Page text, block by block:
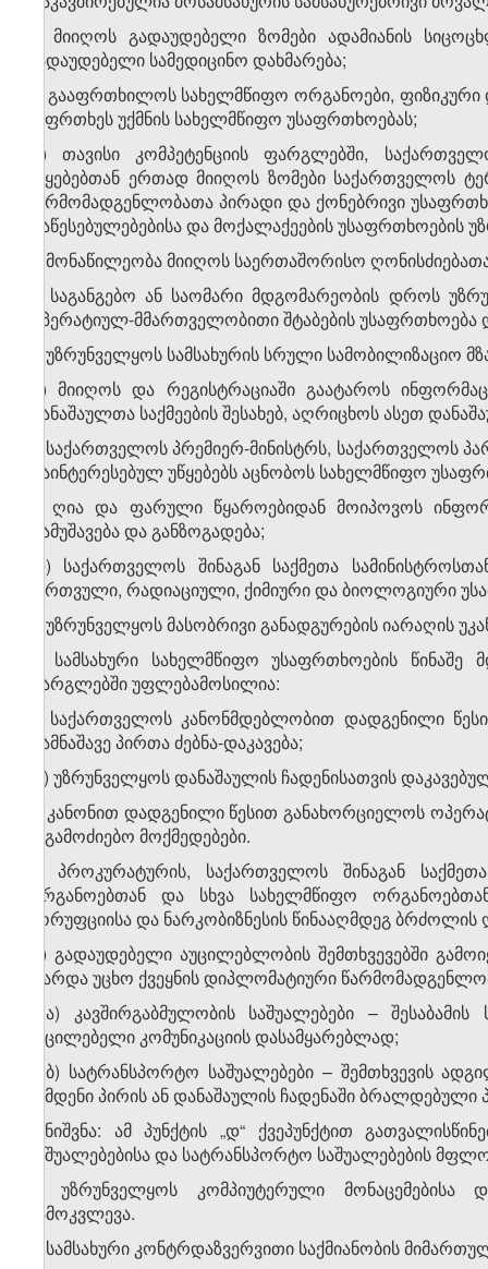
ბ) მიიღოს გადაუდებელი ზომები ადამიანის
გადაუდებელი სამედიცინო დახმარება;
გ) გააფრთხილოს სახელმწიფო ორგანოები,
საფრთხეს უქმნის სახელმწიფო უსაფრთხოებას;
დ) თავისი კომპეტენციის ფარგლებში,
უწყებებთან ერთად მიიღოს ზომები საქართველოს
წარმომადგენლობათა პირადი და ქონებრივი
დაწესებულებებისა და მოქალაქეების უსაფრთხოების
ე) მონაწილეობა მიიღოს საერთაშორისო
ვ) საგანგებო ან საომარი მდგომარეობის დროს
ოპერატიულ-მმართველობითი შტაბების
ზ) უზრუნველყოს სამსახურის სრული სამობილიზაციო
თ) მიიღოს და რეგისტრაციაში გაატაროს
დანაშაულთა საქმეების შესახებ, აღრიცხოს ასეთ
ი) საქართველოს პრემიერ-მინისტრს, საქართველოს
დაინტერესებულ უწყებებს აცნობოს სახელმწიფო
კ) ღია და ფარული წყაროებიდან მოიპოვოს
დამუშავება და განზოგადება;
ლ) საქართველოს შინაგან საქმეთა
ბირთვული, რადიაციული, ქიმიური და ბიოლოგიური
მ) უზრუნველყოს მასობრივი განადგურების იარაღის
2. სამსახური სახელმწიფო უსაფრთხოების წინაშე
ფარგლებში უფლებამოსილია:
ა) საქართველოს კანონმდებლობით დადგენილი
დამნაშავე პირთა ძებნა-დაკავება;
) უზრუნველყოს დანაშაულის ჩადენისათვის
ბ) კანონით დადგენილი წესით განახორციელოს
საგამოძიებო მოქმედებები.
გ) პროკურატურის, საქართველოს შინაგან
ორგანოებთან და სხვა სახელმწიფო
კორუფციისა და ნარკობიზნესის წინააღმდეგ ბრძოლის
დ) გადაუდებელი აუცილებლობის შემთხვევებში
(გარდა უცხო ქვეყნის დიპლომატიური
დ.ა) კავშირგაბმულობის საშუალებები –
აუცილებელი კომუნიკაციის დასამყარებლად;
დ.ბ) სატრანსპორტო საშუალებები – შემთხვევის
ჩამდენი პირის ან დანაშაულის ჩადენაში
შენიშვნა: ამ პუნქტის „დ“ ქვეპუნქტით
საშუალებებისა და სატრანსპორტო საშუალებების
ე) უზრუნველყოს კომპიუტერული მონაცემებისა
გამოკვლევა.
3. სამსახური კონტრდაზვერვითი საქმიანობის